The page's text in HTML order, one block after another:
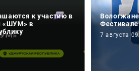
к участию в
«ШУМ» в
7 августа